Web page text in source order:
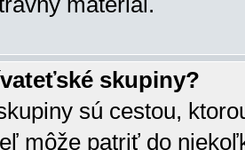
skupiny?
sú cestou,
môže patriť do